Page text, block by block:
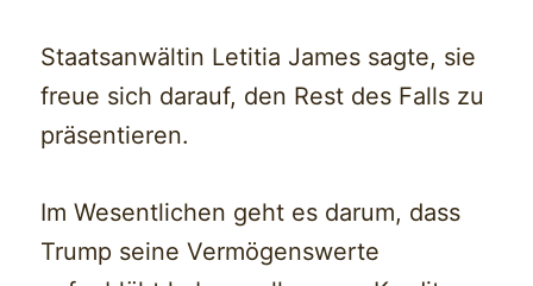
Staatsanwältin Letitia James sagte, sie
freue sich darauf, den Rest des Falls zu
präsentieren.
Im Wesentlichen geht es darum, dass
Trump seine Vermögenswerte